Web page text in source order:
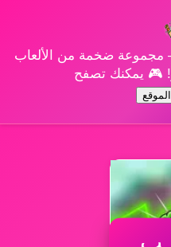
مجموعة ضخمة من الألعاب
🎮 يمكنك تصفح